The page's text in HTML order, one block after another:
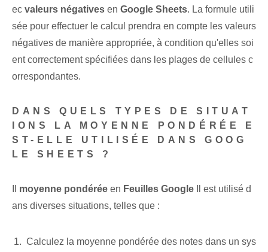
ec valeurs négatives en Google Sheets. La formule utili
sée pour effectuer le calcul prendra en compte les valeurs
négatives de manière appropriée, à condition qu'elles soi
ent correctement spécifiées dans les plages de cellules c
orrespondantes.
DANS QUELS TYPES DE SITUAT
IONS LA MOYENNE PONDÉRÉE E
ST-ELLE UTILISÉE DANS GOOG
LE SHEETS ?
moyenne pondérée en Feuilles Google Il est utilisé d
ans diverses situations, telles que :
Calculez la moyenne pondérée des notes dans un sys